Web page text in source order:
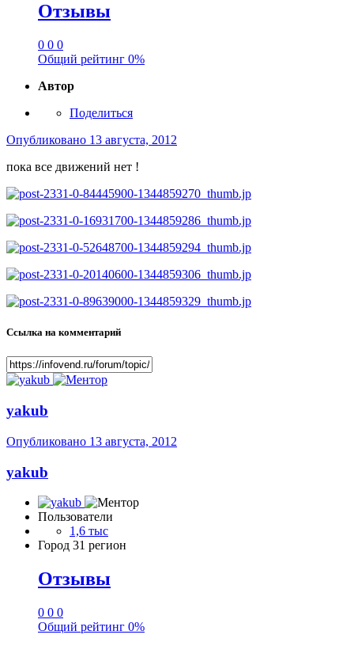
Отзывы
0 0 0
Общий рейтинг 0%
Автор
Поделиться
Опубликовано 13 августа, 2012
пока все движений нет !
Ссылка на комментарий
yakub
Опубликовано 13 августа, 2012
yakub
Пользователи
1,6 тыс
Город 31 регион
Отзывы
0 0 0
Общий рейтинг 0%